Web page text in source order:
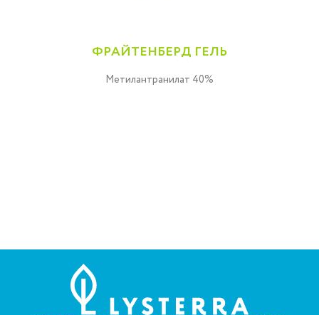
ФРАЙТЕНБЕРД ГЕЛЬ
Метилантранилат 40%